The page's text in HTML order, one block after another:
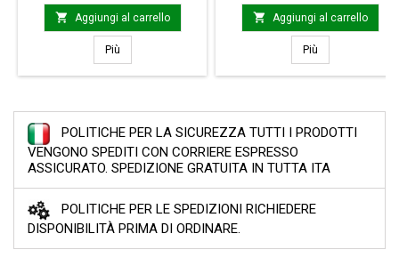
 Aggiungi al carrello
PiùMilltek SSXBM1158
 Aggiungi al carrello
PiùMilltek
POLITICHE PER LA SICUREZZA TUTTI I PRODOTTI
VENGONO SPEDITI CON CORRIERE ESPRESSO
ASSICURATO. SPEDIZIONE GRATUITA IN TUTTA ITA
POLITICHE PER LE SPEDIZIONI RICHIEDERE
DISPONIBILITÀ PRIMA DI ORDINARE.